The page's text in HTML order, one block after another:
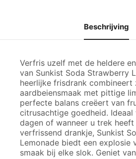
Beschrijving
Verfris uzelf met de heldere
van Sunkist Soda Strawberry
heerlijke frisdrank combineert
aardbeiensmaak met pittige
perfecte balans creëert van
citrusachtige goedheid.
dagen of wanneer u trek heeft
verfrissend drankje, Sunkist
Lemonade biedt een explosie
smaak bij elke slok. Geniet